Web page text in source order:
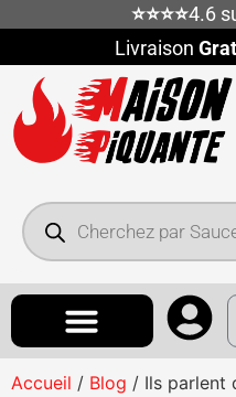
⭐⭐⭐⭐4.6
Livraison
Accueil / Blog / Ils parlent